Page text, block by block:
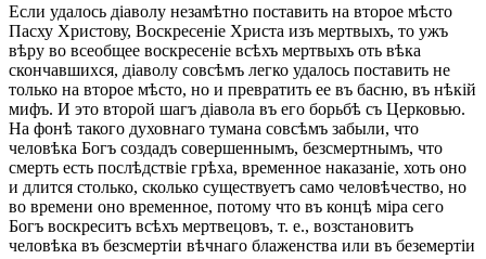
Если удалось діаволу незамѣтно поставить на второе мѣсто
Пасху Христову, Воскресеніе Христа изъ мертвыхъ, то ужъ
вѣру во всеобщее воскресеніе всѣхъ мертвыхъ оть вѣка
скончавшихся, діаволу совсѣмъ легко удалось поставить не
только на второе мѣсто, но и превратить ее въ басню, въ нѣкій
мифъ. И это второй шагъ діавола въ его борьбѣ съ Церковью.
На фонѣ такого духовнаго тумана совсѣмъ забыли, что
человѣка Богъ создадъ совершеннымъ, безсмертнымъ, что
смерть есть послѣдствіе грѣха, временное наказаніе, хоть оно
и длится столько, сколько существуетъ само человѣчество, но
во времени оно временное, потому что въ концѣ міра сего
Богъ воскреситъ всѣхъ мертвецовъ, т. е., возстановитъ
человѣка въ безсмертіи вѣчнаго блаженства или въ беземертіи